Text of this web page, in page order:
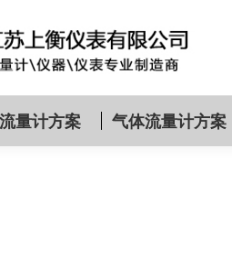
量计方案 气体流量计方案